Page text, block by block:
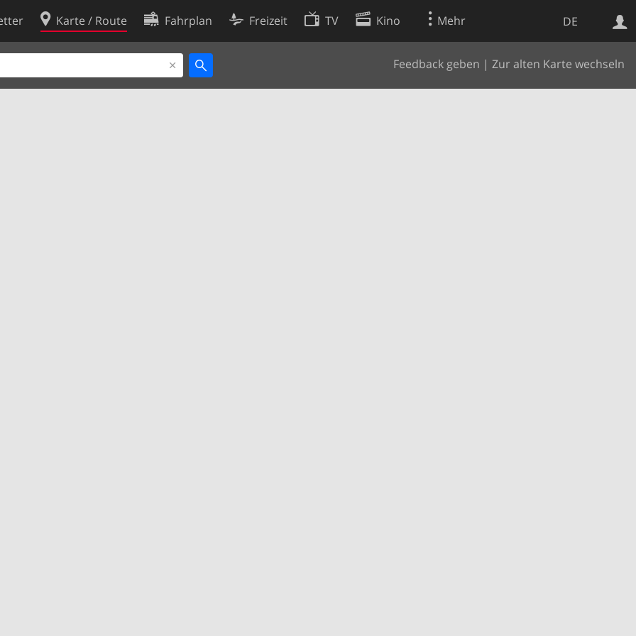
DE
Karte / Route Fahrplan Freizeit TV Kino Mehr
Feedback geben | Zur alten Karte wechseln
Websuche
Cookie-Richtlinie
Cookie-Einstellungen